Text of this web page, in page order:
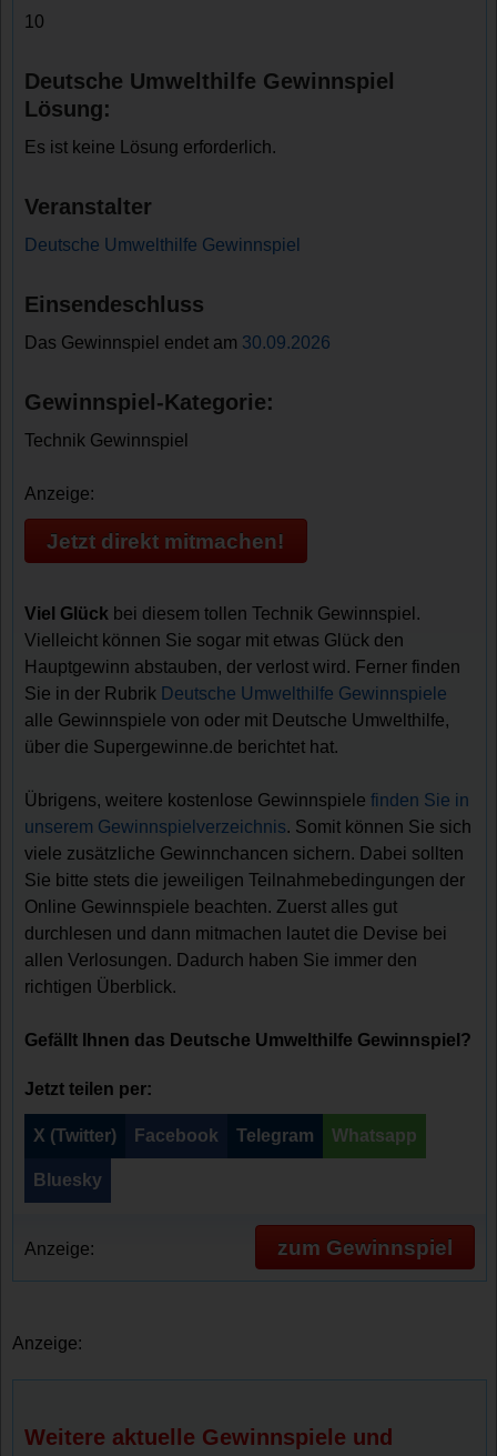
10
Deutsche Umwelthilfe Gewinnspiel
Lösung:
Es ist keine Lösung erforderlich.
Veranstalter
Deutsche Umwelthilfe Gewinnspiel
Einsendeschluss
Das Gewinnspiel endet am 30.09.2026
Gewinnspiel-Kategorie:
Technik Gewinnspiel
Anzeige:
Jetzt direkt mitmachen!
Viel Glück bei diesem tollen Technik Gewinnspiel.
Vielleicht können Sie sogar mit etwas Glück den
Hauptgewinn abstauben, der verlost wird. Ferner finden
Sie in der Rubrik Deutsche Umwelthilfe Gewinnspiele
alle Gewinnspiele von oder mit Deutsche Umwelthilfe,
über die Supergewinne.de berichtet hat.
Übrigens, weitere kostenlose Gewinnspielefinden Sie in
unserem Gewinnspielverzeichnis. Somit können Sie sich
viele zusätzliche Gewinnchancen sichern. Dabei sollten
Sie bitte stets die jeweiligen Teilnahmebedingungen der
Online Gewinnspiele beachten. Zuerst alles gut
durchlesen und dann mitmachen lautet die Devise bei
allen Verlosungen. Dadurch haben Sie immer den
richtigen Überblick.
Gefällt Ihnen das Deutsche Umwelthilfe Gewinnspiel?
Jetzt teilen per:
X (Twitter) Facebook Telegram Whatsapp
Bluesky
Anzeige: zum Gewinnspiel
Anzeige:
Weitere aktuelle Gewinnspiele und